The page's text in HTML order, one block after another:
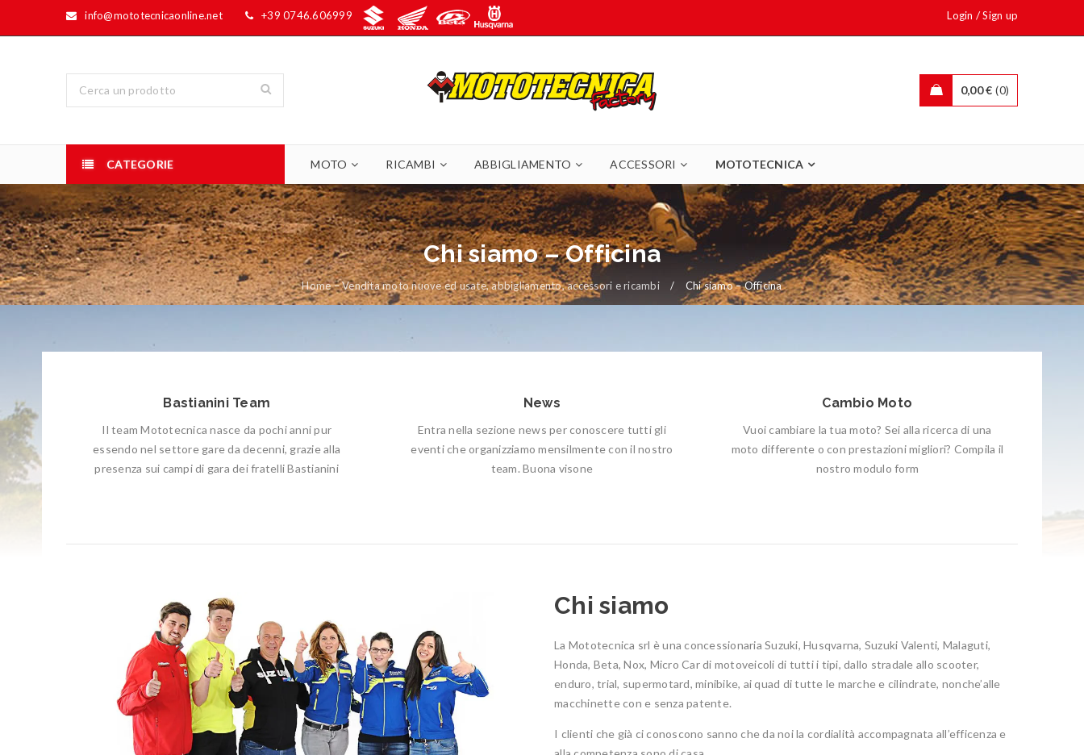
info@mototecnicaonline.net +39 0746.606999 Login /Sign up
0,00€ 0
CATEGORIE MOTO RICAMBI ABBIGLIAMENTO ACCESSORI MOTOTECNICA
Chi siamo – Officina
Home – Vendita moto nuove ed usate, abbigliamento, accessori e ricambi / Chi siamo – Officina
Bastianini Team
Il team Mototecnica nasce da pochi anni pur
essendo nel settore gare da decenni, grazie alla
presenza sui campi di gara dei fratelli Bastianini
News
Entra nella sezione news per conoscere tutti gli
eventi che organizziamo mensilmente con il nostro
team. Buona visone
Cambio Moto
Vuoi cambiare la tua moto? Sei alla ricerca di una
moto differente o con prestazioni migliori? Compila il
nostro modulo form
Chi siamo
La Mototecnica srl è una concessionaria Suzuki, Husqvarna, Suzuki Valenti, Malaguti,
Honda, Beta, Nox, Micro Car di motoveicoli di tutti i tipi, dallo stradale allo scooter,
enduro, trial, supermotard, minibike, ai quad di tutte le marche e cilindrate, nonche’alle
macchinette con e senza patente.
I clienti che già ci conoscono sanno che da noi la cordialità accompagnata all’efficenza e